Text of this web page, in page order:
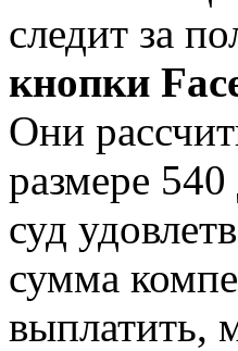
следит за
кнопки
Они
размере
суд
сумма
выплатить,